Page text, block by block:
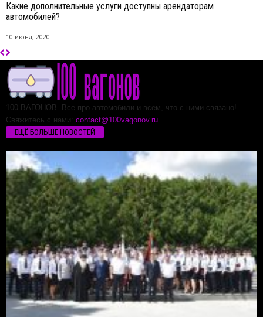
Какие дополнительные услуги доступны арендаторам
автомобилей?
10 июня, 2020
100 ВАГОНОВ. Все про автомобили и всем, что с ними связано!
Свяжитесь с нами: contact@100vagonov.ru
ЕЩЁ БОЛЬШЕ НОВОСТЕЙ